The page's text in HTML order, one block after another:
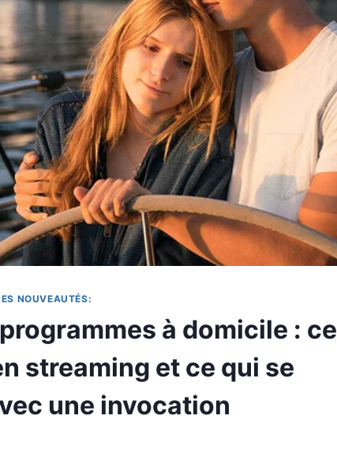
NOUVEAUTÉS:
à domicile : ce
streaming et ce qui se
une invocation